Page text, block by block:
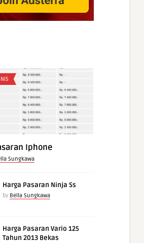
Iphone
Sungkawa
Harga Pasaran Ninja Ss
by Bella Sungkawa
Harga Pasaran Vario 125
Tahun 2013 Bekas